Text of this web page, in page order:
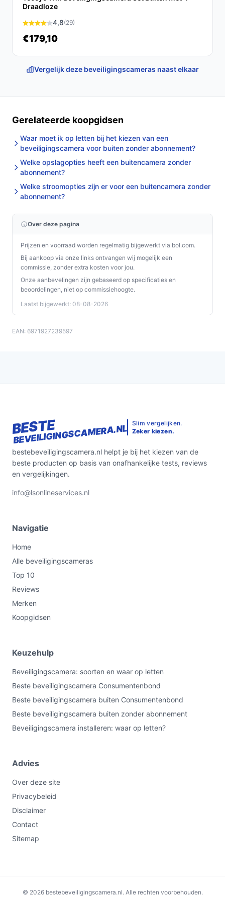
Draadloze
4,8(29)
€179,10
Vergelijk deze beveiligingscameras naast elkaar
Gerelateerde koopgidsen
Waar moet ik op letten bij het kiezen van een
beveiligingscamera voor buiten zonder abonnement?
Welke opslagopties heeft een buitencamera zonder
abonnement?
Welke stroomopties zijn er voor een buitencamera zonder
abonnement?
Over deze pagina
Prijzen en voorraad worden regelmatig bijgewerkt via bol.com.
Bij aankoop via onze links ontvangen wij mogelijk een
commissie, zonder extra kosten voor jou.
Onze aanbevelingen zijn gebaseerd op specificaties en
beoordelingen, niet op commissiehoogte.
Laatst bijgewerkt: 08-08-2026
EAN: 6971927239597
€73,82 Bekijk op bol.com
BESTE
BEVEILIGINGSCAMERA.NL Slim vergelijken.
Zeker kiezen.
bestebeveiligingscamera.nl helpt je bij het kiezen van de
beste producten op basis van onafhankelijke tests, reviews
en vergelijkingen.
info@lsonlineservices.nl
Navigatie
Home
Alle beveiligingscameras
Top 10
Reviews
Merken
Koopgidsen
Keuzehulp
Beveiligingscamera: soorten en waar op letten
Beste beveiligingscamera Consumentenbond
Beste beveiligingscamera buiten Consumentenbond
Beste beveiligingscamera buiten zonder abonnement
Beveiligingscamera installeren: waar op letten?
Advies
Over deze site
Privacybeleid
Disclaimer
Contact
Sitemap
© 2026 bestebeveiligingscamera.nl. Alle rechten voorbehouden.